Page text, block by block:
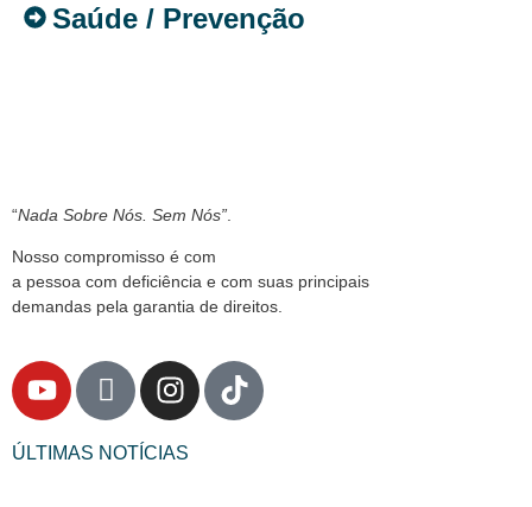
Saúde / Prevenção
“Nada Sobre Nós. Sem Nós”
Nosso compromisso é com
a pessoa com deficiência e com suas principais
demandas pela garantia de direitos.
ÚLTIMAS NOTÍCIAS